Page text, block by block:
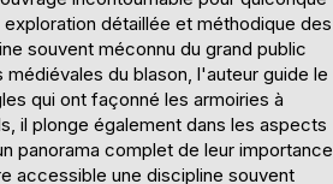
détaillée et méthodique des
souvent méconnu du grand public
du blason, l'auteur guide le
qui ont façonné les armoiries à
il plonge également dans les aspects
panorama complet de leur importance
accessible une discipline souvent